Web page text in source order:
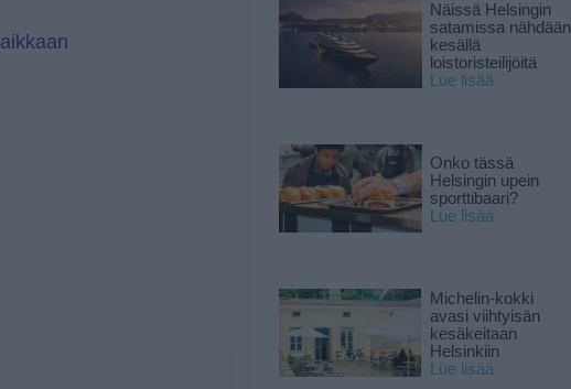
Näissä Helsingin
satamissa nähdään
kesällä
loistoristeilijöitä
Lue lisää
Onko tässä
Helsingin upein
sporttibaari?
Lue lisää
Michelin-kokki
avasi viihtyisän
kesäkeitaan
Helsinkiin
Lue lisää